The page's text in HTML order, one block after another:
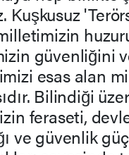
Kuşkusuz
güvenliğini
esas alan
Bilindiği
feraseti,
ve güvenlik